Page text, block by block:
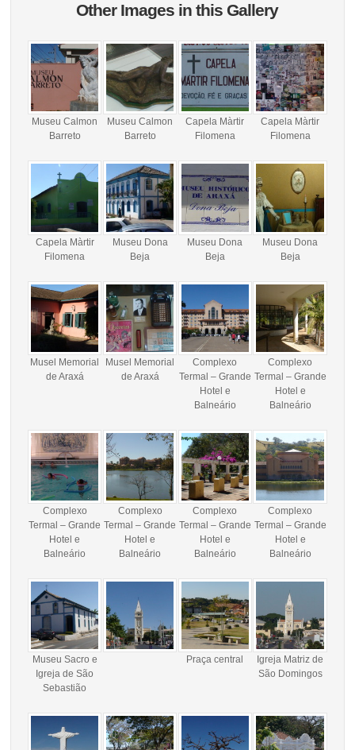
Other Images in this Gallery
Museu Calmon
Barreto
Museu Calmon
Barreto
Capela Màrtir
Filomena
Capela Màrtir
Filomena
Capela Màrtir
Filomena
Museu Dona
Beja
Museu Dona
Beja
Museu Dona
Beja
Musel Memorial
de Araxá
Musel Memorial
de Araxá
Complexo
Termal – Grande
Hotel e
Balneário
Complexo
Termal – Grande
Hotel e
Balneário
Complexo
Termal – Grande
Hotel e
Balneário
Complexo
Termal – Grande
Hotel e
Balneário
Complexo
Termal – Grande
Hotel e
Balneário
Complexo
Termal – Grande
Hotel e
Balneário
Museu Sacro e
Igreja de São
Sebastião
Praça central
Igreja Matriz de
São Domingos